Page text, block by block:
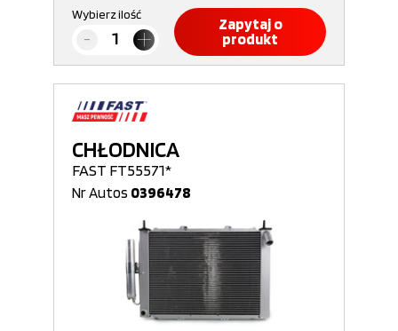
Wybierz ilość
Zapytaj o
produkt
CHŁODNICA
FAST FT55571*
Nr Autos 0396478